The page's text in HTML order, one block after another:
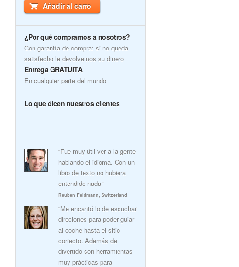
Añadir al carro
¿Por qué comprarnos a nosotros?
Con garantía de compra: si no queda
satisfecho le devolvemos su dinero
Entrega GRATUITA
En cualquier parte del mundo
Lo que dicen nuestros clientes
“Fue muy útil ver a la gente
hablando el idioma. Con un
libro de texto no hubiera
entendido nada.”
Reuben Feldmann, Switzerland
“Me encantó lo de escuchar
direciones para poder guiar
al coche hasta el sitio
correcto. Además de
divertido son herramientas
muy prácticas para